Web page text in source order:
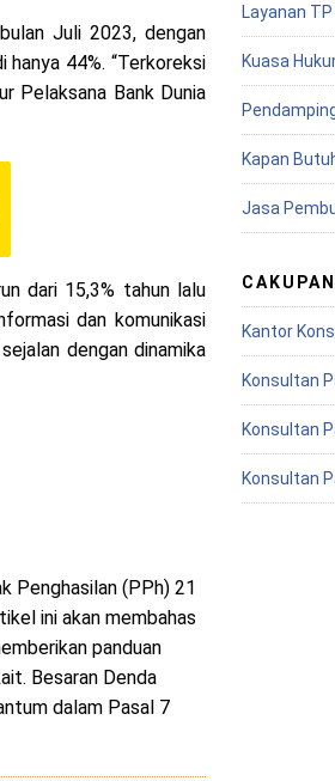
Juli 2023, dengan
44%. “Terkoreksi
Pelaksana Bank Dunia
dari 15,3% tahun lalu
dan komunikasi
dengan dinamika
Penghasilan (PPh) 21
ini akan membahas
panduan
Besaran Denda
dalam Pasal 7
Layanan
Kuasa
Kapan
Jasa
Kantor
Konsultan
Konsultan
Konsultan